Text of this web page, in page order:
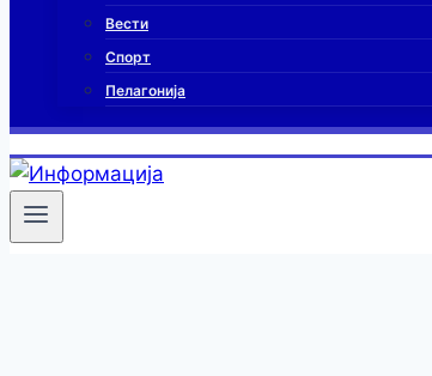
Вести
Спорт
Пелагонија